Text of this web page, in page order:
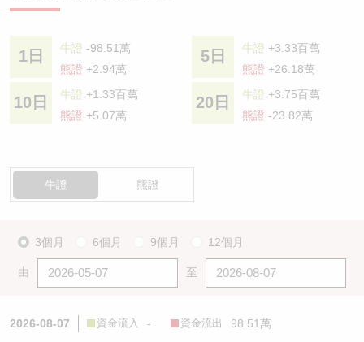
1日 牛證 -98.51萬
熊證 +2.94萬
5日 牛證 +3.33百萬
熊證 +26.18萬
10日 牛證 +1.33百萬
熊證 +5.07萬
20日 牛證 +3.75百萬
熊證 -23.82萬
牛證 熊證
3個月 6個月 9個月 12個月
由 至
2026-08-07 資金流入 - 資金流出 98.51萬